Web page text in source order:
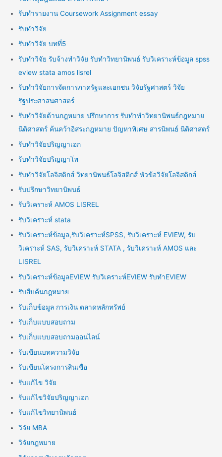
รับทำรายงาน Coursework Assignment essay
รับทำวิจัย
รับทำวิจัย บทที่5
รับทำวิจัย รับจ้างทำวิจัย รับทำวิทยานิพนธ์ รับวิเคราะห์ข้อมูล spss
eview stata amos lisrel
รับทำวิจัยการจัดการภาครัฐและเอกชน วิจัยรัฐศาสตร์ วิจัย
รัฐประศาสนศาสตร์
รับทำวิจัยด้านกฎหมาย ปรึกษาการ รับทำทำวิทยานิพนธ์กฎหมาย
นิติศาสตร์ ค้นคว้าอิสระกฎหมาย ปัญหาพิเศษ สารนิพนธ์ นิติศาสตร์
รับทำวิจัยปริญญาเอก
รับทำวิจัยปริญญาโท
รับทำวิจัยโลจิสติกส์ วิทยานิพนธ์โลจิสติกส์ หัวข้อวิจัยโลจิสติกส์
รับปรึกษาวิทยานิพนธ์
รับวิเคราะห์ AMOS LISREL
รับวิเคราะห์ stata
รับวิเคราะห์ข้อมูล,รับวิเคราะห์SPSS, รับวิเคราะห์ EVIEW, รับ
วิเคราะห์ SAS, รับวิเคราะห์ STATA , รับวิเคราะห์ AMOS และ
LISREL
รับวิเคราะห์ข้อมูลEVIEW รับวิเคราะห์EVIEW รับทำEVIEW
รับสืบค้นกฎหมาย
รับเก็บข้อมูล การเงิน ตลาดหลักทรัพย์
รับเก็บแบบสอบถาม
รับเก็บแบบสอบถามออนไลน์
รับเขียนบทความวิจัย
รับเขียนโครงการสินเชื่อ
รับแก้ไข วิจัย
รับแก้ไขวิจัยปริญญาเอก
รับแก้ไขวิทยานิพนธ์
วิจัย MBA
วิจัยกฎหมาย